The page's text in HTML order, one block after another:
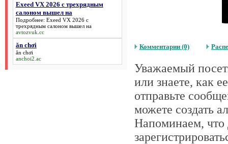
Exeed VX 2026 с трехрядным
салоном вышел на
Подробнее: Exeed VX 2026 с
трехрядным салоном вышел на
avtozvuk.cc
ăn chơi
ăn chơi
anchoi2.ac
Комментарии (0)
Уважаемый
или знаете, как
отправьте
можете создать
Напоминаем, что